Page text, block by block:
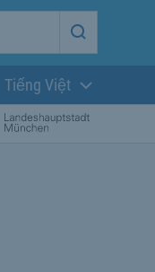
Start
Ngôn ngữ hiện
Tiếng Việt